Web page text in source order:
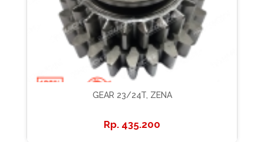
GEAR 23/24T, ZENA
435.200